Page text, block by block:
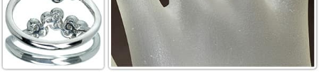
カートを見る
お買い物を続ける